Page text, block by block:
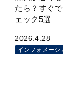
たら？すぐ
ェック5選
2026.4.28
インフォメーシ